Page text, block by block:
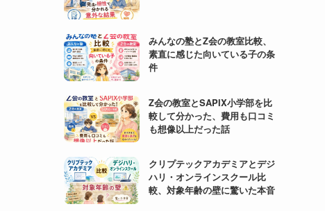
みんなの塾とZ会の教室比較、
素直に感じた向いている子の条
件
Z会の教室とSAPIX小学部を比
較して分かった、費用も口コミ
も想像以上だった話
クリプテックアカデミアとデジ
ハリ・オンラインスクール比
較、対象年齢の壁に驚いた本音